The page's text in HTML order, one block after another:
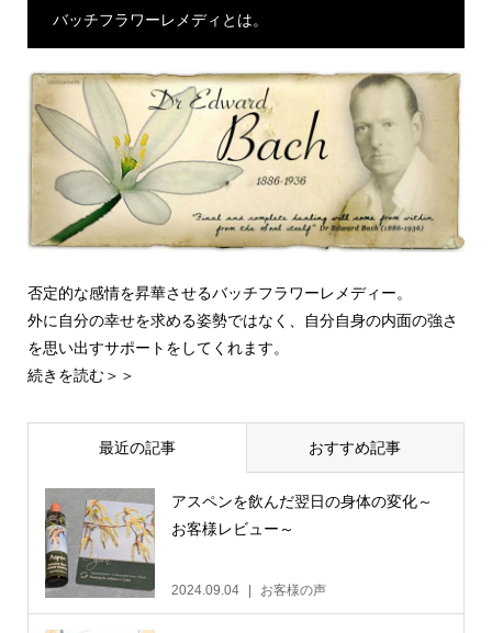
バッチフラワーレメディとは。
否定的な感情を昇華させるバッチフラワーレメディー。
外に自分の幸せを求める姿勢ではなく、自分自身の内面の強さ
を思い出すサポートをしてくれます。
続きを読む＞＞
最近の記事 おすすめ記事
アスペンを飲んだ翌日の身体の変化～
お客様レビュー～
2024.09.04 お客様の声